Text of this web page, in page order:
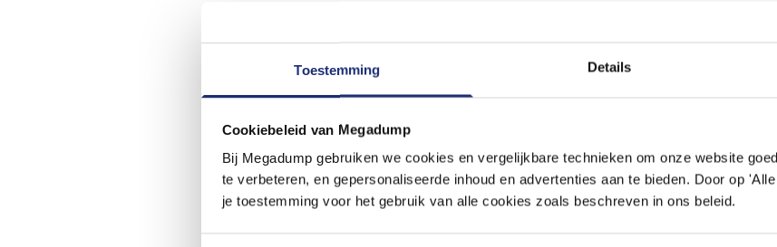
Toestemming Details
Cookiebeleid van Megadump
Bij Megadump gebruiken we cookies en vergelijkbare technieken om onze website
te verbeteren, en gepersonaliseerde inhoud en advertenties aan te bieden. Door op
je toestemming voor het gebruik van alle cookies zoals beschreven in ons beleid.